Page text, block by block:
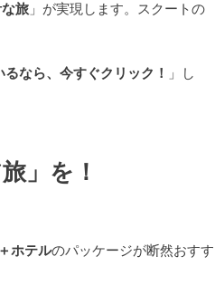
旅 」が実現します。スクートの
るなら、今すぐクリック！
」し
」を！
ホテルのパッケージが断然おすす